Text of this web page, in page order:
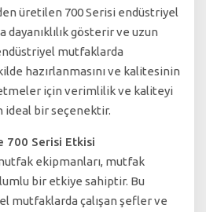
üretilen 700 Serisi endüstriyel
dayanıklılık gösterir ve uzun
mutfaklarda
hazırlanmasını ve kalitesinin
için verimlilik ve kaliteyi
ideal bir seçenektir.
700 Serisi Etkisi
ekipmanları, mutfak
bir etkiye sahiptir. Bu
mutfaklarda çalışan şefler ve